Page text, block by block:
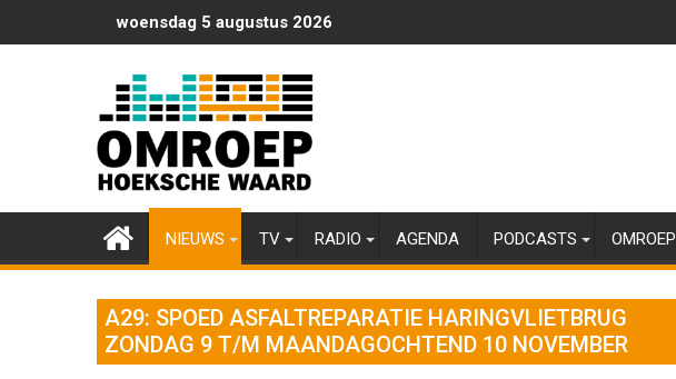
naar
woensdag 5 augustus 2026
NIEUWS TV RADIO AGENDA PODCASTS OMROEP
A29: SPOED ASFALTREPARATIE HARINGVLIETBRUG
ZONDAG 9 T/M MAANDAGOCHTEND 10 NOVEMBER